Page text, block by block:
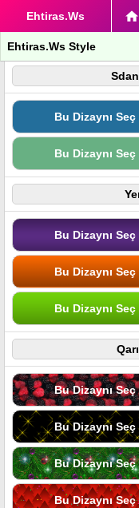
Ehtiras.Ws
Ehtiras.Ws Style
Bu Dizaynı Seç
Bu Dizaynı Seç
Bu Dizaynı Seç
Bu Dizaynı Seç
Bu Dizaynı Seç
Bu Dizaynı Seç
Bu Dizaynı Seç
Bu Dizaynı Seç
Bu Dizaynı Seç